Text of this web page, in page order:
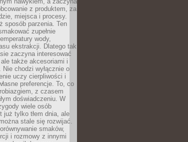
z produktem, za
miejsca i procesy.
sposób parzenia. Ten
zupełnie
wody,
ekstrakcji. Dlatego tak
zaczyna interesować
także akcesoriami i
chodzi wyłącznie o
uczy cierpliwości i
preferencje. To, co
z czasem
doświadczeniu. W
wiele osób
już tylko tłem dnia, ale
stale się rozwijać.
smaków,
i rozmowy z innymi